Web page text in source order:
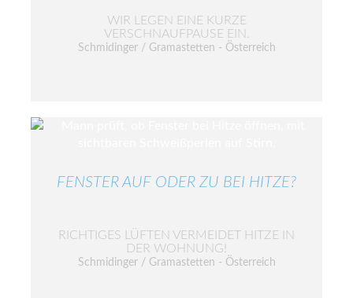
WIR LEGEN EINE KURZE
VERSCHNAUFPAUSE EIN.
Schmidinger / Gramastetten - Österreich
FENSTER AUF ODER ZU BEI HITZE?
RICHTIGES LÜFTEN VERMEIDET HITZE IN
DER WOHNUNG!
Schmidinger / Gramastetten - Österreich